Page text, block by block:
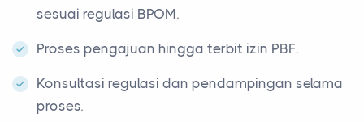
sesuai regulasi BPOM.
Proses pengajuan hingga terbit izin PBF.
Konsultasi regulasi dan pendampingan selama
proses.